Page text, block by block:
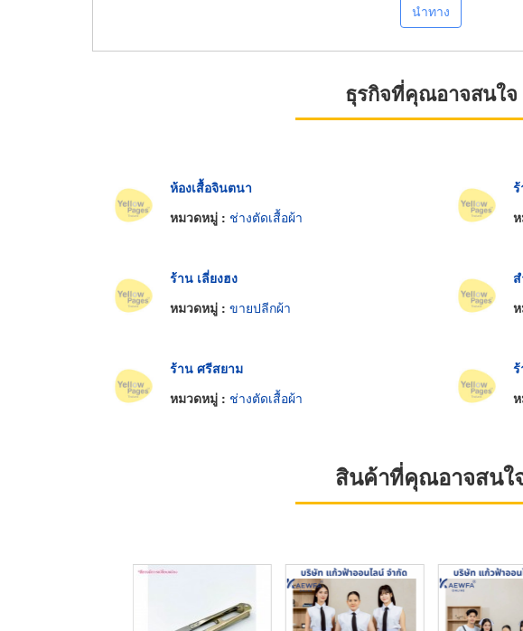
นำทาง
ธุรกิจที่คุณอาจสนใจ
ห้องเสื้อจินตนา
หมวดหมู่ : ช่างตัดเสื้อผ้า
ร้าน เลี่ยงฮง
หมวดหมู่ : ขายปลีกผ้า
ร้าน ศรีสยาม
หมวดหมู่ : ช่างตัดเสื้อผ้า
สินค้าที่คุณอาจสนใ